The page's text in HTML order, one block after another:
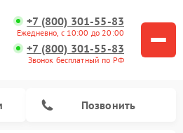
+7 (800) 301-55-83
Ежедневно, с 10:00 до 20:00
+7 (800) 301-55-83
Звонок бесплатный по РФ
Позвонить